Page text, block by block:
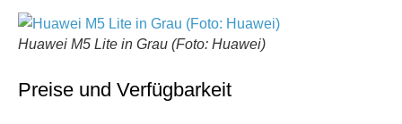
Huawei M5 Lite in Grau (Foto: Huawei)
Preise und Verfügbarkeit